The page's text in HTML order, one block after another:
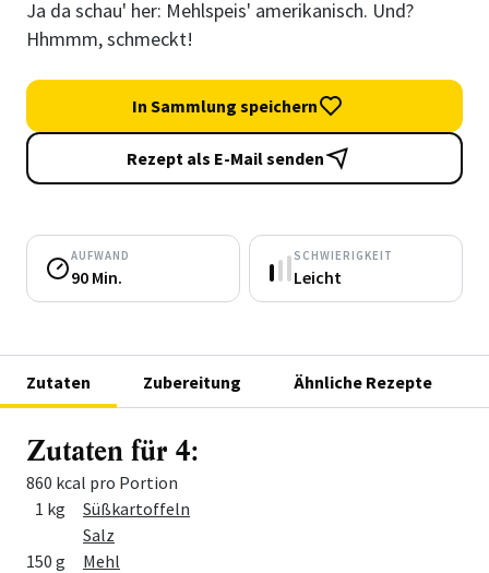
Ja da schau' her: Mehlspeis' amerikanisch. Und?
Hhmmm, schmeckt!
In Sammlung speichern
Rezept als E-Mail senden
AUFWAND
90 Min.
SCHWIERIGKEIT
Leicht
Zutaten Zubereitung Ähnliche Rezepte
Zutaten für 4:
860 kcal pro Portion
Menge
Zutat
1 kg
Süßkartoffeln
Salz
150 g
Mehl